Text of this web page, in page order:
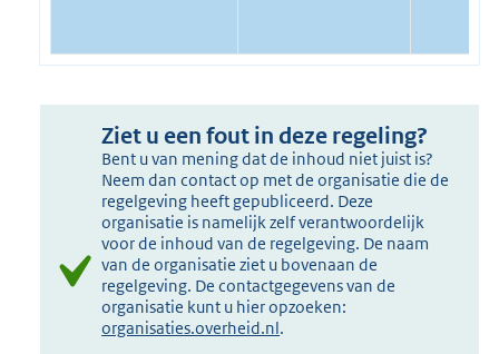
Ziet u een fout in deze regeling?
Bent u van mening dat de inhoud niet juist is?
Neem dan contact op met de organisatie die de
regelgeving heeft gepubliceerd. Deze
organisatie is namelijk zelf verantwoordelijk
voor de inhoud van de regelgeving. De naam
van de organisatie ziet u bovenaan de
regelgeving. De contactgegevens van de
organisatie kunt u hier opzoeken:
organisaties.overheid.nl.